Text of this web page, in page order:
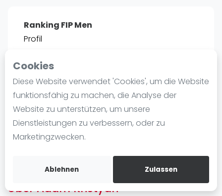
Cookies
Diese Website verwendet 'Cookies', um die Website
funktionsfähig zu machen, die Analyse der
Website zu unterstützen, um unsere
Dienstleistungen zu verbessern, oder zu
Marketingzwecken.
Ablehnen Zulassen
Frauen
FIP Männer
Blog
Die Geschichte von Padel
Regeln und Punktzählung
Padel Schläge
Video
Ranking FIP Men
Profil
POSITIE
#2466 0
Bist du
Kostenloses Konto erstellen
Über Adam Kristyan